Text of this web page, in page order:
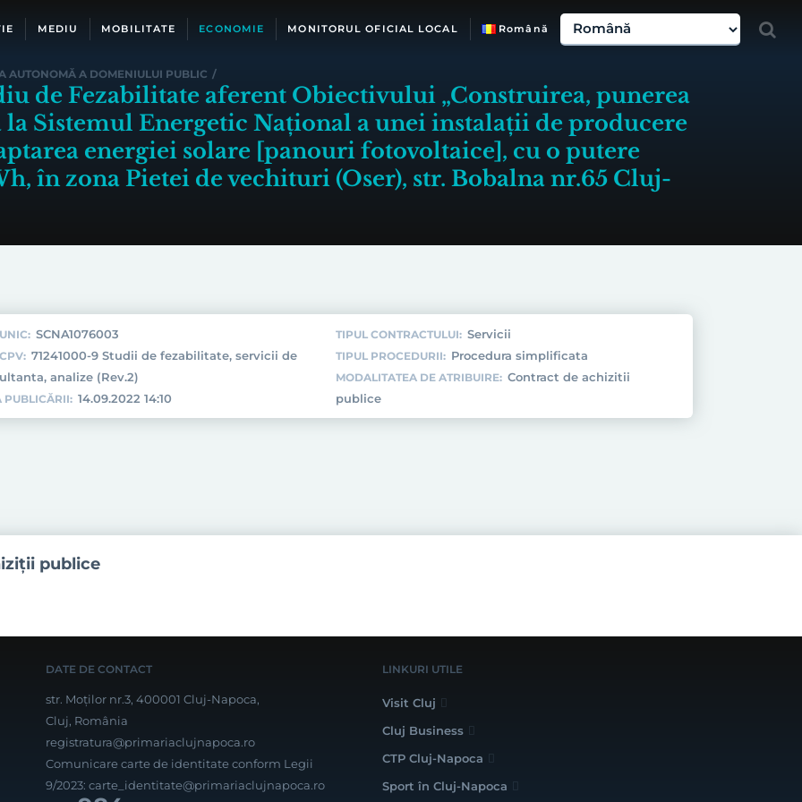
MEDIU MOBILITATE ECONOMIE MONITORUL OFICIAL LOCAL Română
AUTONOMĂ A DOMENIULUI PUBLIC /
de Fezabilitate aferent Obiectivului „Construirea, punerea
Sistemul Energetic Național a unei instalații de producere
energiei solare [panouri fotovoltaice], cu o putere
în zona Pietei de vechituri (Oser), str. Bobalna nr.65 Cluj-
SCNA1076003
71241000-9 Studii de fezabilitate, servicii de
analize (Rev.2)
PUBLICĂRII: 14.09.2022 14:10
TIPUL CONTRACTULUI: Servicii
TIPUL PROCEDURII: Procedura simplificata
MODALITATEA DE ATRIBUIRE: Contract de achizitii
publice
publice
DATE DE CONTACT
str. Moților nr.3, 400001 Cluj-Napoca,
Cluj, România
registratura@primariaclujnapoca.ro
Comunicare carte de identitate conform Legii
9/2023: carte_identitate@primariaclujnapoca.ro
LINKURI UTILE
Visit Cluj
Cluj Business
CTP Cluj-Napoca
Sport în Cluj-Napoca